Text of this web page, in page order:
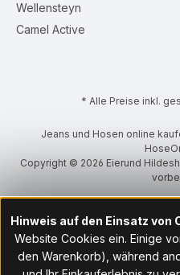
Wellensteyn
Camel Active
* Alle Preise inkl.
Jeans und Hosen online
Copyright © 2026 Eierund
Hinweis auf den Einsatz von
Website Cookies ein. Einige
den Warenkorb), während